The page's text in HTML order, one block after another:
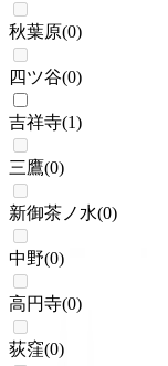
秋葉原(0)
四ツ谷(0)
吉祥寺(1)
三鷹(0)
新御茶ノ水(0)
中野(0)
高円寺(0)
荻窪(0)